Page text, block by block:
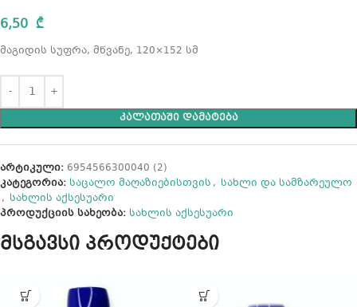
6,50 ₾
მაგიდის სუფრა, მწვანე, 120×152 სმ
ᲙᲐᲚᲐᲗᲐᲨᲘ ᲓᲐᲛᲐᲢᲔᲑᲐ
არტიკული: 6954566300040 (2)
კატეგორია: საცალო მაღაზიებისთვის , სახლი და სამზარეულო
, სახლის აქსესუარი
პროდუქციის სახეობა: სახლის აქსესუარი
მსგავსი პროდუქტები